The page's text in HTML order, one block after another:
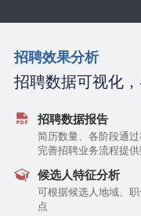
招聘效果分析
招聘数据可视化
招聘数据报告
简历数量、各阶段通
完善招聘业务流程提
候选人特征分析
可根据候选人地域、
点